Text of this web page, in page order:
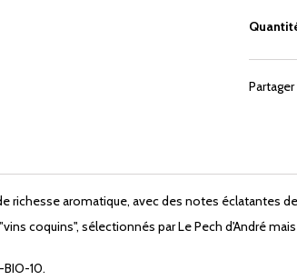
Partager
richesse aromatique, avec des notes éclatantes
coquins", sélectionnés par Le Pech d'André
10.